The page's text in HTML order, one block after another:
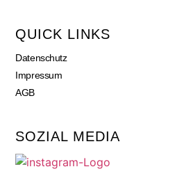
QUICK LINKS
Datenschutz
Impressum
AGB
SOZIAL MEDIA